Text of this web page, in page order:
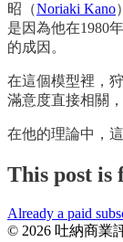
昭（Noriaki Kano
是因為他在1980
的成因。
在這個模型裡，
滿意度直接相關
在他的理論中，
This post is
Already a paid
© 2026 吐納商業